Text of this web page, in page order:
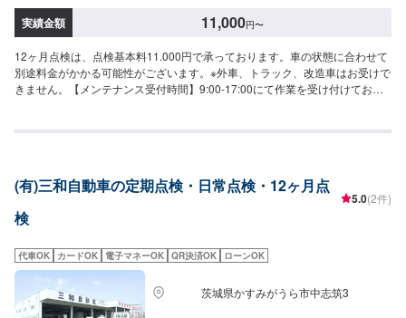
実績金額 11,000円〜
12ヶ月点検は、点検基本料11.000円で承っております。車の状態に合わせて
別途料金がかかる可能性がございます。※外車、トラック、改造車はお受けで
きません。【メンテナンス受付時間】9:00-17:00にて作業を受け付けており
(有)三和自動車の定期点検・日常点検・12ヶ月点
検
5.0(2件)
代車OK カードOK 電子マネーOK QR決済OK ローンOK
茨城県かすみがうら市中志筑3